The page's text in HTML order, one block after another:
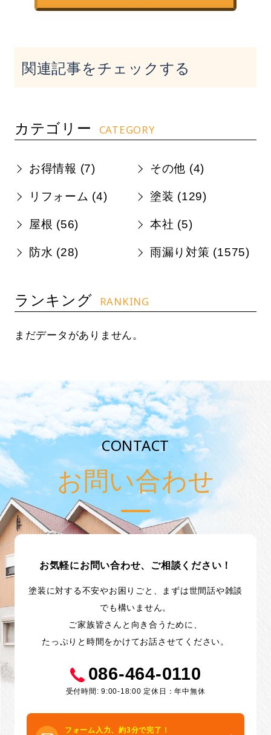
関連記事をチェックする
カテゴリー CATEGORY
お得情報 (7) その他 (4)
リフォーム (4) 塗装 (129)
屋根 (56) 本社 (5)
防水 (28) 雨漏り対策 (1575)
ランキング RANKING
まだデータがありません。
CONTACT
お問い合わせ
お気軽にお問い合わせ、ご相談ください！
塗装に対する不安やお困りごと、まずは世間話や雑談
でも構いません。
ご家族皆さんと向き合うために、
たっぷりと時間をかけてお話させてください。
086-464-0110
受付時間: 9:00-18:00 定休日：年中無休
フォーム入力、約3分で完了！